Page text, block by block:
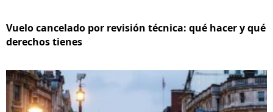
Vuelo cancelado por revisión técnica: qué hacer y qué
derechos tienes